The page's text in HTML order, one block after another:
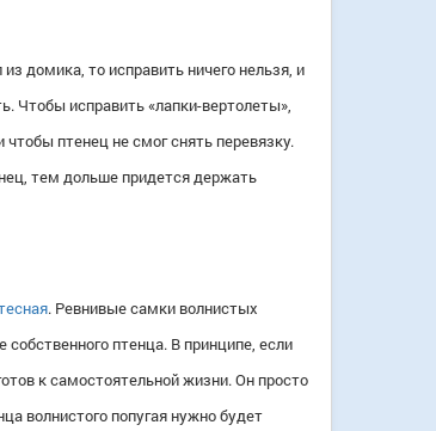
домика, то исправить ничего нельзя, и
Чтобы исправить «лапки-вертолеты»,
птенец не смог снять перевязку.
тем дольше придется держать
. Ревнивые самки волнистых
птенца. В принципе, если
к самостоятельной жизни. Он просто
волнистого попугая нужно будет